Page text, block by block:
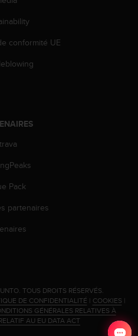
conformité UE
Pack
partenaires
TOUS DROITS RÉSERVÉS.
DE CONFIDENTIALITÉ | COOKIES |
GÉNÉRALES RELATIVES À
AU EU DATA ACT